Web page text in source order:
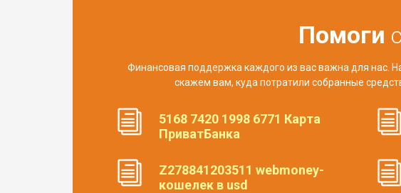
Помоги
Финансовая поддержка каждого из вас важна для нас.
скажем вам, куда потратили собранные
5168 7420 1998 6771 Карта
ПриватБанка
Z278841203511 webmoney-
кошелек в usd